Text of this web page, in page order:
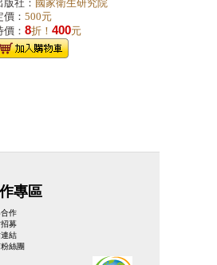
版社： 國家衛生研究院
價： 500元
價： 8折！ 400元
專區
作
招募
結
絲團